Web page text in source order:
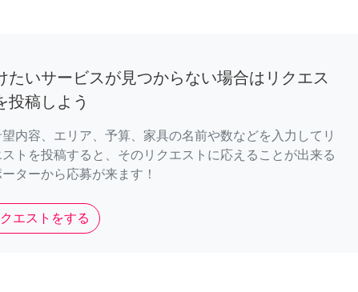
たいサービスが見つからない場合はリクエス
投稿しよう
望内容、エリア、予算、家具の名前や数などを入力してリ
ストを投稿すると、そのリクエストに応えることが出来る
ターから応募が来ます！
エストをする